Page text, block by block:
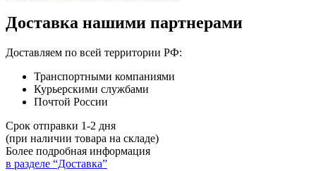
Доставка нашими партнерами
Доставляем по всей территории РФ:
Транспортными компаниями
Курьерскими службами
Почтой России
Срок отправки 1-2 дня
(при наличии товара на складе)
Более подробная информация
в разделе “Доставка”